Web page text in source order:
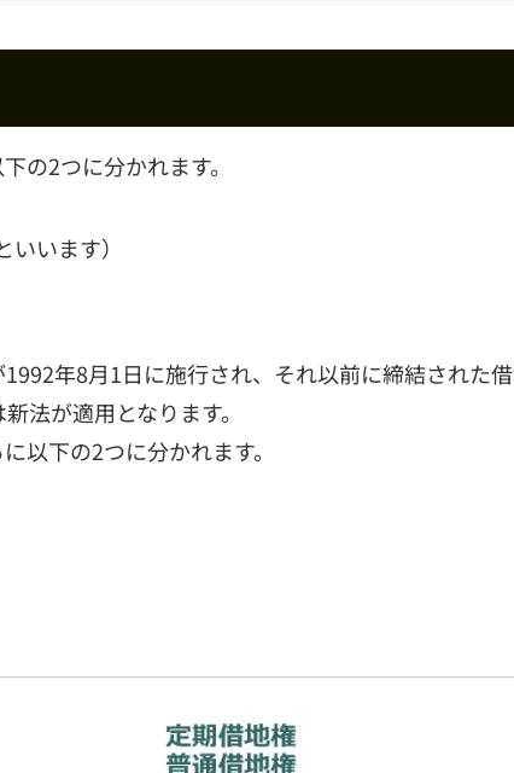
の2つに分かれます。
いいます）
年8月1日に施行され、それ以前に締結された
法が適用となります。
以下の2つに分かれます。